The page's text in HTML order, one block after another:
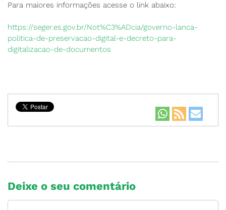
Para maiores informações acesse o link abaixo:
https://seger.es.gov.br/Not%C3%ADcia/governo-lanca-
politica-de-preservacao-digital-e-decreto-para-
digitalizacao-de-documentos
Deixe o seu comentário